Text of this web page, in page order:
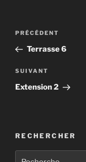
Navigation
l’article
Article
précédent
PRÉCÉDENT
Terrasse 6
Article
suivant
SUIVANT
Extension 2
RECHERCHER